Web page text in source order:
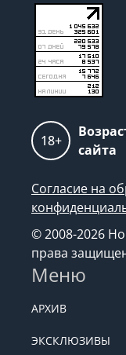
18+
сайта
Согласие на
© 2008-2026
права
Меню
АРХИВ
ЭКСКЛЮЗИВЫ